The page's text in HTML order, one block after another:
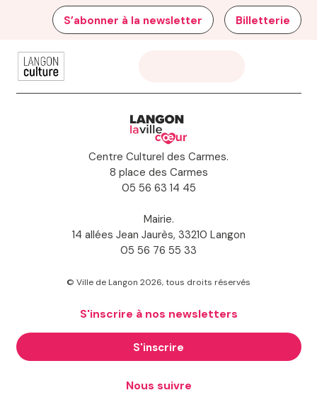
S’abonner à la newsletter Billetterie
Centre Culturel des Carmes.
8 place des Carmes
05 56 63 14 45
Mairie.
14 allées Jean Jaurès, 33210 Langon
05 56 76 55 33
© Ville de Langon 2026, tous droits réservés
S'inscrire à nos newsletters
S'inscrire
Nous suivre